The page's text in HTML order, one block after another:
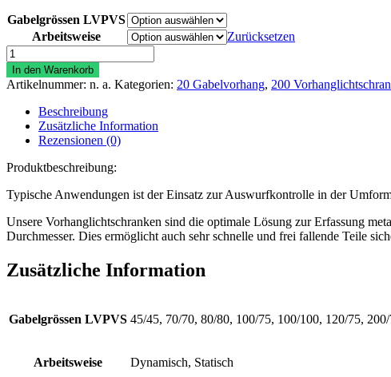
Gabelgrössen LVPVS
Arbeitsweise
Zurücksetzen
Vorhanglichtschranke
LVPVS
mit
Verstärker
Menge
In den Warenkorb
Artikelnummer: n. a. Kategorien: 20 Gabelvorhang, 200
Beschreibung
Zusätzliche Information
Rezensionen (0)
Produktbeschreibung:
Typische Anwendungen ist der Einsatz zur Auswurfkontrolle in der
Unsere Vorhanglichtschranken sind die optimale Lösung zur Erfassung
Durchmesser. Dies ermöglicht auch sehr schnelle und frei fallende Teile
Zusätzliche Information
Gabelgrössen LVPVS 45/45, 70/70, 80/80, 100/75, 100/100, 120/75,
Arbeitsweise Dynamisch, Statisch